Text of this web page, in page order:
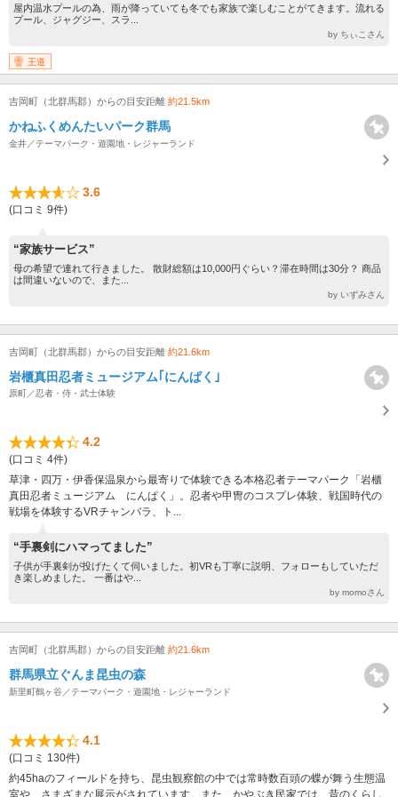
屋内温水プールの為、雨が降っていても冬でも家族で楽しむことがてきます。流れる
プール、ジャグジー、スラ...
by ちぃこさん
王道
吉岡町（北群馬郡）からの目安距離 約21.5km
かねふくめんたいパーク群馬
金井／テーマパーク・遊園地・レジャーランド
3.6
(口コミ 9件)
“家族サービス”
母の希望で連れて行きました。 散財総額は10,000円ぐらい？滞在時間は30分？ 商品
は間違いないので、また...
by いずみさん
吉岡町（北群馬郡）からの目安距離 約21.6km
岩櫃真田忍者ミュージアム｢にんぱく｣
原町／忍者・侍・武士体験
4.2
(口コミ 4件)
草津・四万・伊香保温泉から最寄りで体験できる本格忍者テーマパーク「岩櫃
真田忍者ミュージアム にんぱく」。忍者や甲冑のコスプレ体験、戦国時代の
戦場を体験するVRチャンバラ、ト...
“手裏剣にハマってました”
子供が手裏剣が投げたくて伺いました。初VRも丁寧に説明、フォローもしていただ
き楽しめました。 一番はや...
by momoさん
吉岡町（北群馬郡）からの目安距離 約21.6km
群馬県立ぐんま昆虫の森
新里町鶴ヶ谷／テーマパーク・遊園地・レジャーランド
4.1
(口コミ 130件)
約45haのフィールドを持ち、昆虫観察館の中では常時数百頭の蝶が舞う生態温
室や、さまざまな展示がされています。また、かやぶき民家では、昔のくらし